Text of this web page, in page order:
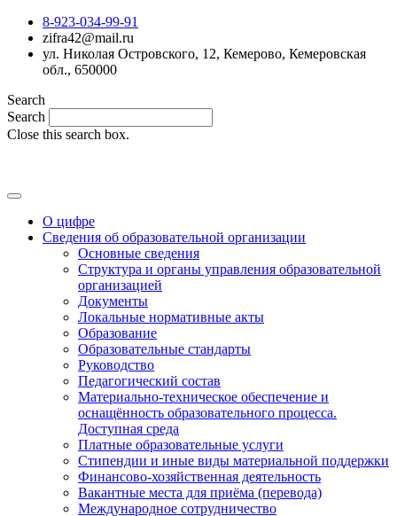
8-923-034-99-91
zifra42@mail.ru
ул. Николая Островского, 12, Кемерово, Кемеровская
обл., 650000
Search
Search
Close this search box.
О цифре
Сведения об образовательной организации
Основные сведения
Структура и органы управления образовательной
организацией
Документы
Локальные нормативные акты
Образование
Образовательные стандарты
Руководство
Педагогический состав
Материально-техническое обеспечение и
оснащённость образовательного процесса.
Доступная среда
Платные образовательные услуги
Стипендии и иные виды материальной поддержки
Финансово-хозяйственная деятельность
Вакантные места для приёма (перевода)
Международное сотрудничество